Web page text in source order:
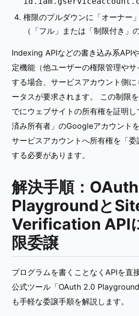
権限のプルダウンに「オーナー
（「フル」または「制限付き」の
Indexing APIなどの書き込み系API
定機能（他ユーザーの権限管理や
する場合、サービスアカウント側
ータスが要求されます。 この制限
でにウェブサイトの所有権を証明
済み所有者」のGoogleアカウント
サービスアカウントへ所有権を「委
する必要があります。
解決手順：
Playgroundと
Verification API
限委譲
プログラムを書くことなくAPIを直
公式ツール「OAuth 2.0
も手軽な委譲手順を解説します。